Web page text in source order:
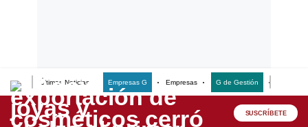
Últimas Noticias Empresas G Empresas G de Gestión
Lo último
Peru Quiosco SUSCRÍBETE